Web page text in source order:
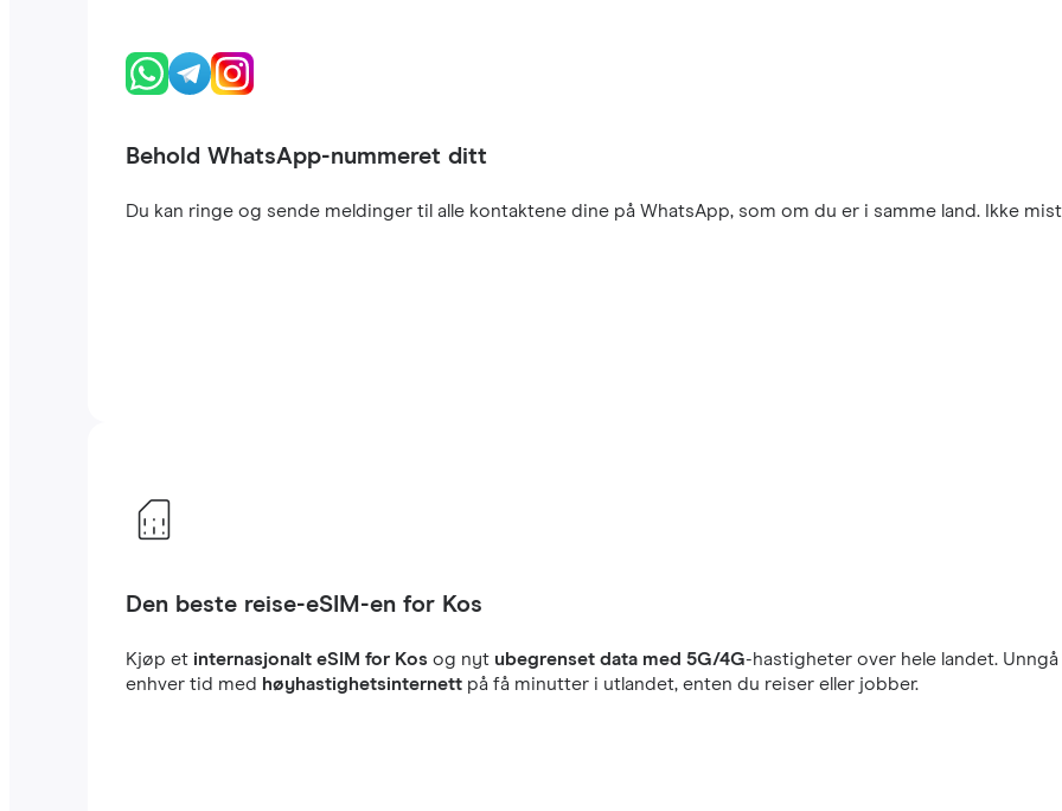
Behold WhatsApp-nummeret ditt
Du kan ringe og sende meldinger til alle kontaktene dine på WhatsApp, som om du er i samme land. Ikke
Den beste reise-eSIM-en for Kos
Kjøp et internasjonalt eSIM for Kos og nyt ubegrenset data med 5G/4G-hastigheter over hele landet.
enhver tid med høyhastighetsinternett på få minutter i utlandet, enten du reiser eller jobber.